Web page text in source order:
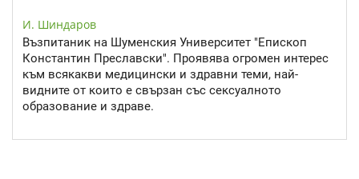
И. Шиндаров
Възпитаник на Шуменския Университет "Епископ
Константин Преславски". Проявява огромен интерес
към всякакви медицински и здравни теми, най-
видните от които е свързан със сексуалното
образование и здраве.